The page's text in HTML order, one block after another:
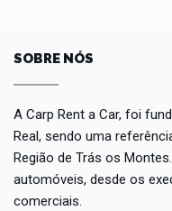
SOBRE NÓS
A Carp Rent a Car, foi
Real, sendo uma
Região de Trás os
automóveis, desde os
comerciais.